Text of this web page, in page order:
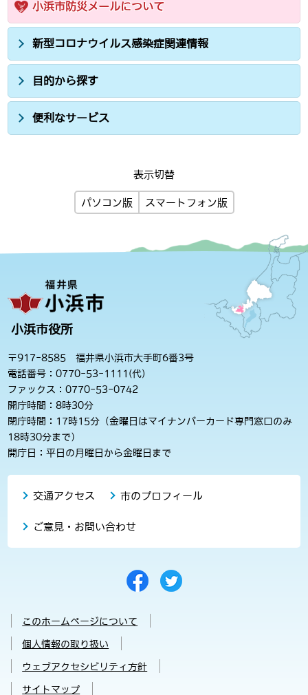
小浜市防災メールについて
新型コロナウイルス感染症関連情報
目的から探す
便利なサービス
表示切替
パソコン版 スマートフォン版
小浜市役所
〒917-8585 福井県小浜市大手町6番3号
電話番号：0770-53-1111(代)
ファックス：0770-53-0742
開庁時間：8時30分
閉庁時間：17時15分（金曜日はマイナンバーカード専門窓口のみ
18時30分まで）
開庁日：平日の月曜日から金曜日まで
交通アクセス 市のプロフィール
ご意見・お問い合わせ
このホームページについて
個人情報の取り扱い
ウェブアクセシビリティ方針
サイトマップ